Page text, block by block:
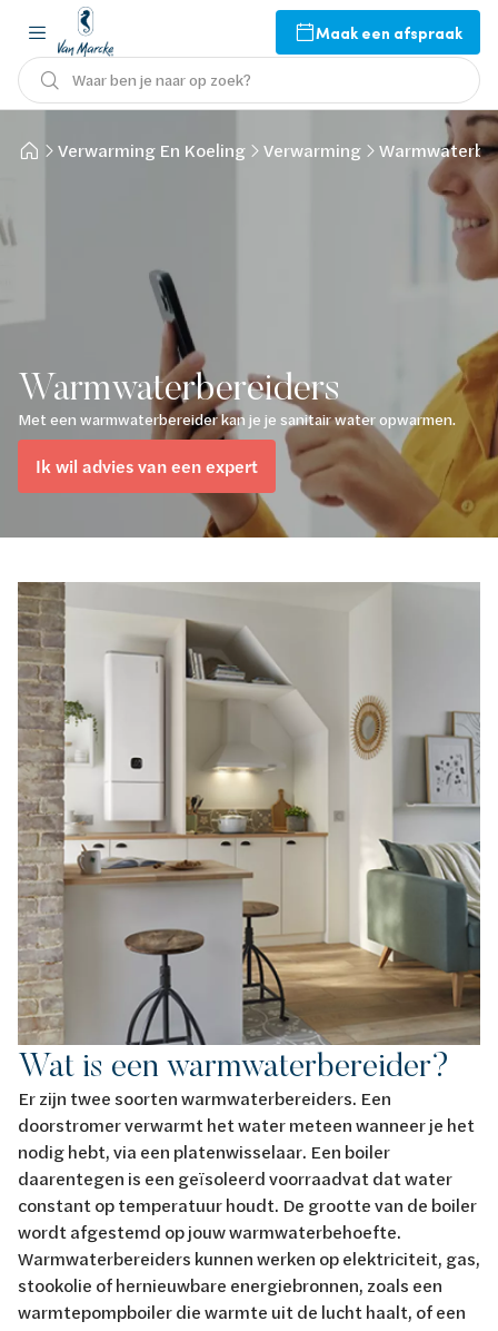
Maak een afspraak
Waar ben je naar op zoek?
Verwarming En Koeling Verwarming
Warmwaterbereiders
Met een warmwaterbereider kan je je sanitair water opwarmen.
Ik wil advies van een expert
Wat is een warmwaterbereider?
Er zijn twee soorten warmwaterbereiders. Een
doorstromer verwarmt het water meteen wanneer je het
nodig hebt, via een platenwisselaar. Een boiler
daarentegen is een geïsoleerd voorraadvat dat water
constant op temperatuur houdt. De grootte van de boiler
wordt afgestemd op jouw warmwaterbehoefte.
Warmwaterbereiders kunnen werken op elektriciteit, gas,
stookolie of hernieuwbare energiebronnen, zoals een
warmtepompboiler die warmte uit de lucht haalt, of een